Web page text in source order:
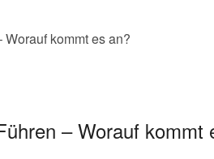
kommt es an?
– Worauf kommt